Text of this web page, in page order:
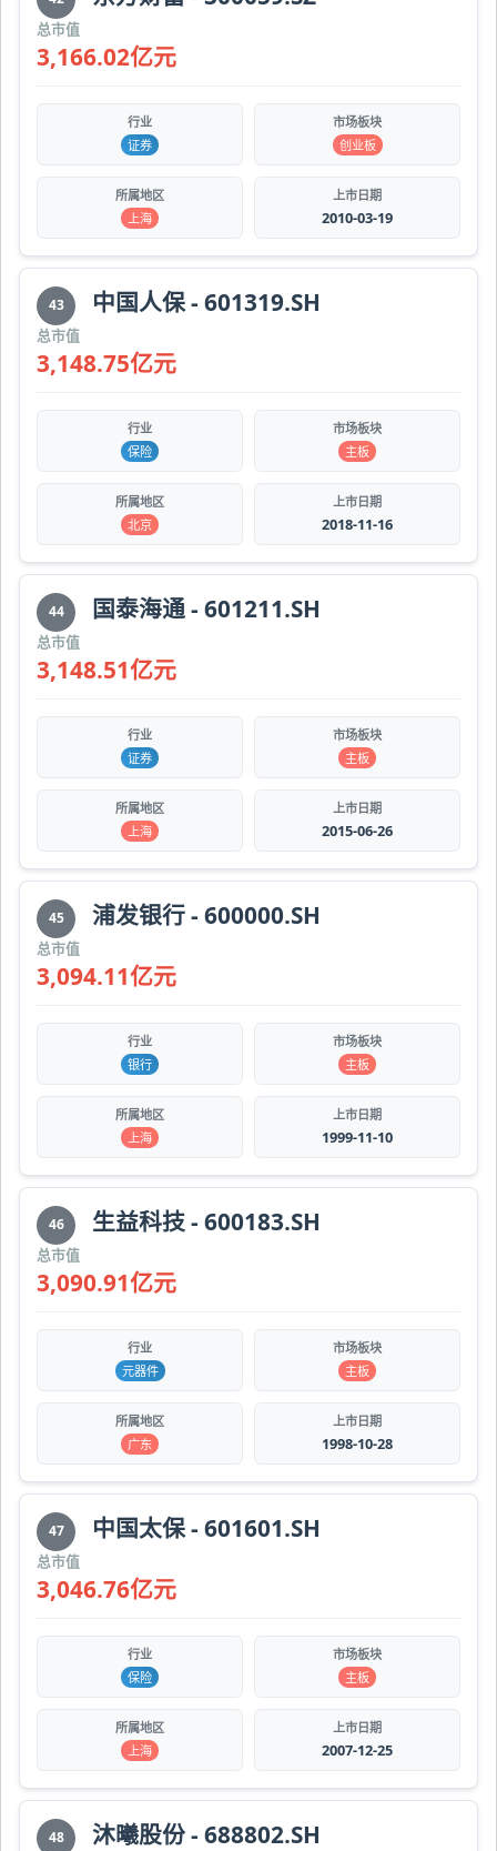
总市值
3,166.02亿元
行业
证券
市场板块
创业板
所属地区
上海
上市日期
2010-03-19
43 中国人保 - 601319.SH
总市值
3,148.75亿元
行业
保险
市场板块
主板
所属地区
北京
上市日期
2018-11-16
44 国泰海通 - 601211.SH
总市值
3,148.51亿元
行业
证券
市场板块
主板
所属地区
上海
上市日期
2015-06-26
45 浦发银行 - 600000.SH
总市值
3,094.11亿元
行业
银行
市场板块
主板
所属地区
上海
上市日期
1999-11-10
46 生益科技 - 600183.SH
总市值
3,090.91亿元
行业
元器件
市场板块
主板
所属地区
广东
上市日期
1998-10-28
47 中国太保 - 601601.SH
总市值
3,046.76亿元
行业
保险
市场板块
主板
所属地区
上海
上市日期
2007-12-25
48 沐曦股份 - 688802.SH